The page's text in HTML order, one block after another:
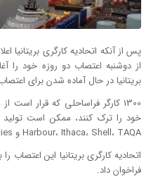
پس از آنکه اتحادیه کارگری بریتانیا
از دوشنبه اعتصاب دو روزه خود را
بریتانیا در حال آماده شدن برای
Harbour، Ithaca، Shell، TAQA و TotalEnergies را مختل کنند.
اتحادیه کارگری بریتانیا این
فراخوان داد.